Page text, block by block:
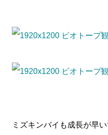
ミズキンバイも成長が早